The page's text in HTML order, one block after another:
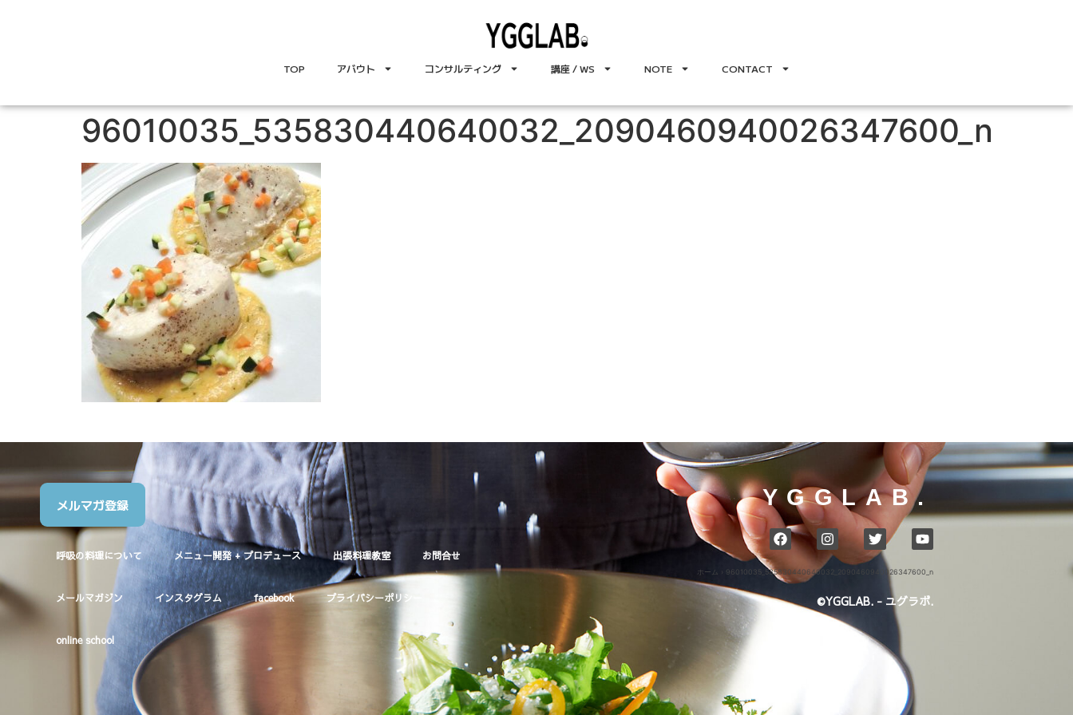
TOP アバウト コンサルティング 講座 / WS NOTE CONTACT
96010035_535830440640032_2090460940026347600_n
メルマガ登録
呼吸の料理について メニュー開発 + プロデュース 出張料理教室 お問合せ
メールマガジン インスタグラム facebook プライバシーポリシー
online school
YGGLAB.
ホーム › 96010035_535830440640032_2090460940026347600_n
©YGGLAB. - ユグラボ.